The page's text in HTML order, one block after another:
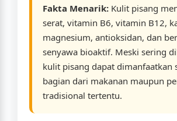
Fakta Menarik: Kulit pisang
serat, vitamin B6, vitamin B12,
magnesium, antioksidan, dan
senyawa bioaktif. Meski sering
kulit pisang dapat dimanfaatkan
bagian dari makanan maupun
tradisional tertentu.